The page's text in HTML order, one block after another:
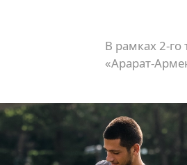
В рамках 2-го
«Арарат-